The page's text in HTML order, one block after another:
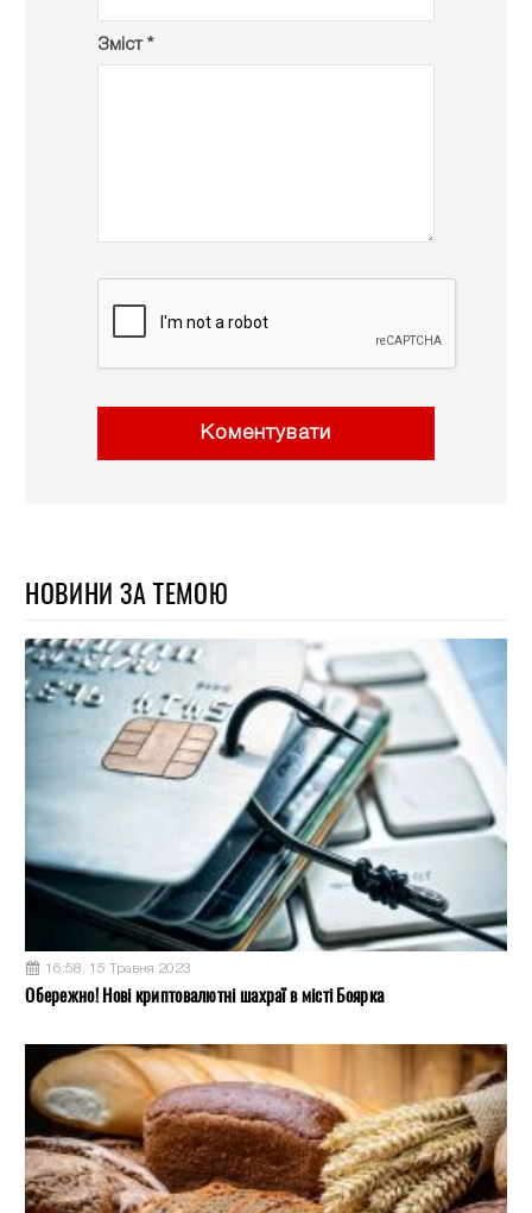
Зміст *
Коментувати
НОВИНИ ЗА ТЕМОЮ
16:58, 15 Травня 2023
Обережно! Нові криптовалютні шахраї в місті Боярка